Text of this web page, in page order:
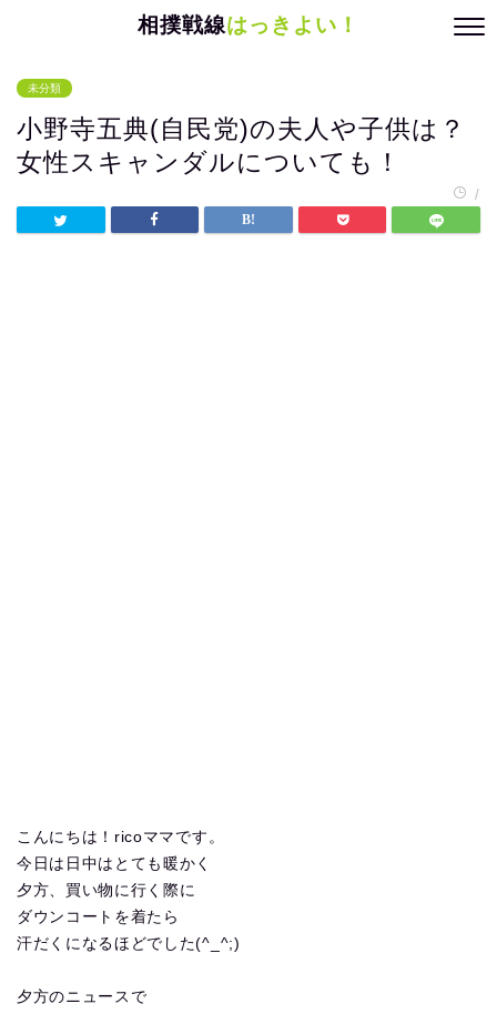
相撲戦線はっきよい！
未分類
小野寺五典(自民党)の夫人や子供は？
女性スキャンダルについても！
/
こんにちは！ricoママです。
今日は日中はとても暖かく
夕方、買い物に行く際に
ダウンコートを着たら
汗だくになるほどでした(^_^;)
夕方のニュースで